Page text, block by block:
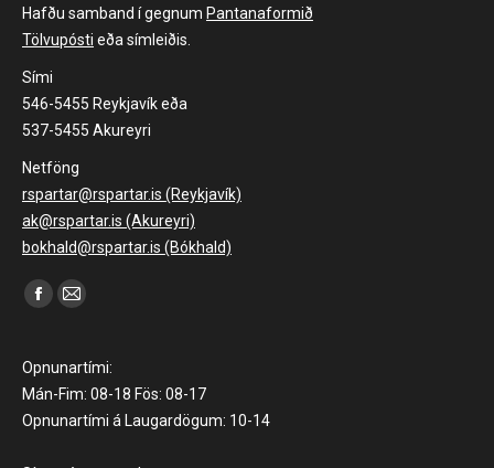
Hafðu samband í gegnum Pantanaformið
Tölvupósti eða símleiðis.
Sími
546-5455 Reykjavík eða
537-5455 Akureyri
Netföng
rspartar@rspartar.is (Reykjavík)
ak@rspartar.is (Akureyri)
bokhald@rspartar.is (Bókhald)
Find us on:
Facebook
opens
in
new
Mail
opens
in
new
Opnunartími:
Mán-Fim: 08-18 Fös: 08-17
Opnunartími á Laugardögum: 10-14